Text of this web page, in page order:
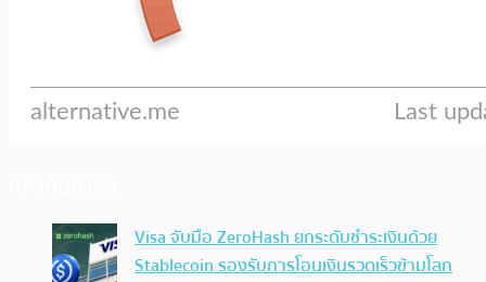
Visa จับมือ ZeroHash ยกระดับชำระเงินด้วย
Stablecoin รองรับการโอนเงินรวดเร็วข้ามโลก